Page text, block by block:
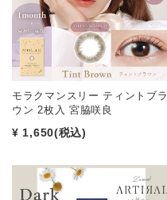
モラクマンスリー ティントブラ
ウン 2枚入 宮脇咲良
¥ 1,650(税込)